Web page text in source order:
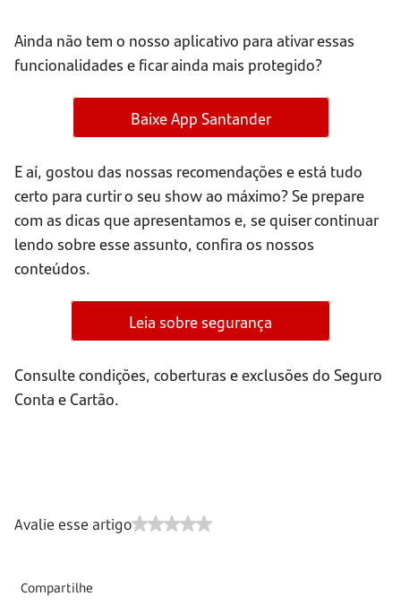
Ainda não tem o nosso aplicativo para ativar essas
funcionalidades e ficar ainda mais protegido?
Baixe App Santander
E aí, gostou das nossas recomendações e está tudo
certo para curtir o seu show ao máximo? Se prepare
com as dicas que apresentamos e, se quiser continuar
lendo sobre esse assunto, confira os nossos
conteúdos.
Leia sobre segurança
Consulte condições, coberturas e exclusões do Seguro
Conta e Cartão.
Avalie esse artigo
Compartilhe